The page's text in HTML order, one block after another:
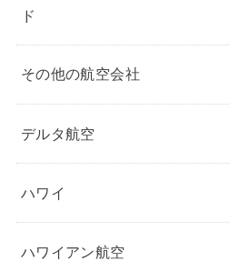
ド
その他の航空会社
デルタ航空
ハワイ
ハワイアン航空